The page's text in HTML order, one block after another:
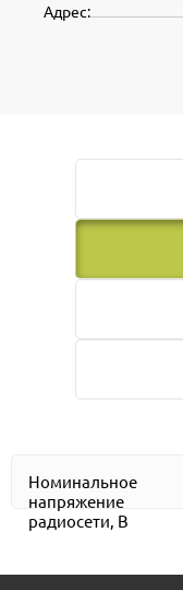
Адрес:
Номинальное
напряжение
радиосети, В